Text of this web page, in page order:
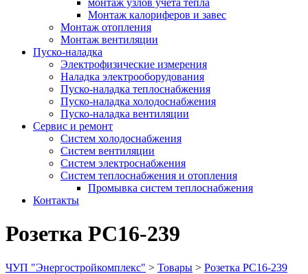
монтаж узлов учета тепла
Монтаж калориферов и завес
Монтаж отопления
Монтаж вентиляции
Пуско-наладка
Электрофизические измерения
Наладка электрооборудования
Пуско-наладка теплоснабжения
Пуско-наладка холодоснабжения
Пуско-наладка вентиляции
Сервис и ремонт
Систем холодоснабжения
Систем вентиляции
Систем электроснабжения
Систем теплоснабжения и отопления
Промывка систем теплоснабжения
Контакты
Розетка РС16-239
ЧУП "Энергостройкомплекс" > Товары > Розетка РС16-239